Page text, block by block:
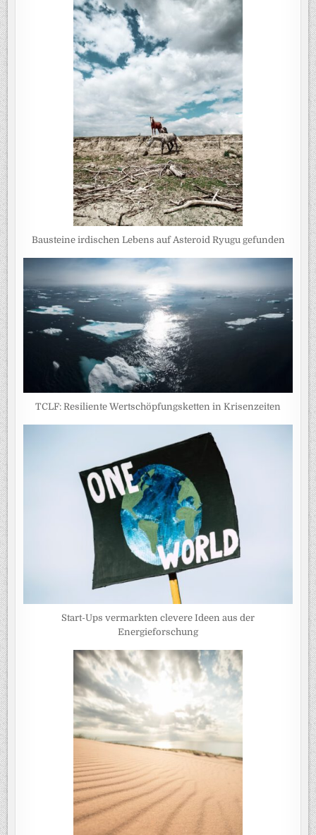
Bausteine irdischen Lebens auf Asteroid Ryugu gefunden
TCLF: Resiliente Wertschöpfungsketten in Krisenzeiten
Start-Ups vermarkten clevere Ideen aus der
Energieforschung